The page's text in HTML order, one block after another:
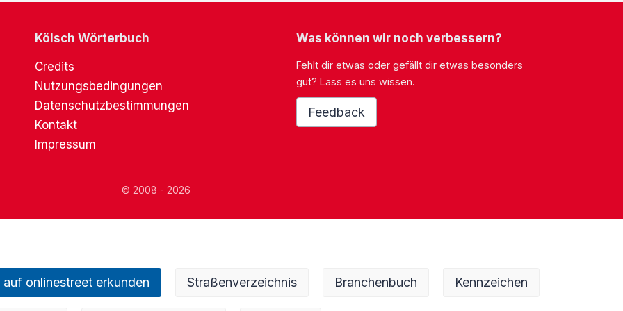
Kölsch Wörterbuch
Credits
Nutzungsbedingungen
Datenschutzbestimmungen
Kontakt
Impressum
Was können wir noch verbessern?
Fehlt dir etwas oder gefällt dir etwas besonders
gut? Lass es uns wissen.
Feedback
© 2008 - 2026
auf onlinestreet erkunden Straßenverzeichnis Branchenbuch Kennzeichen